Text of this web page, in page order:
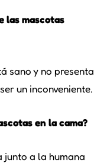
las mascotas
sano y no presenta
un inconveniente.
en la cama?
a la humana